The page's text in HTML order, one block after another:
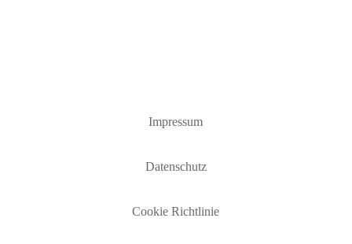
Impressum
Datenschutz
Cookie Richtlinie